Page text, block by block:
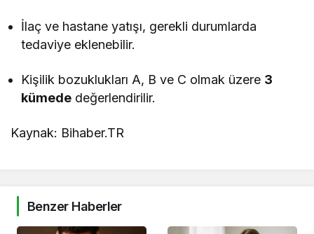
İlaç ve hastane yatışı, gerekli durumlarda
tedaviye eklenebilir.
Kişilik bozuklukları A, B ve C olmak üzere 3
kümede değerlendirilir.
Kaynak: Bihaber.TR
Benzer Haberler